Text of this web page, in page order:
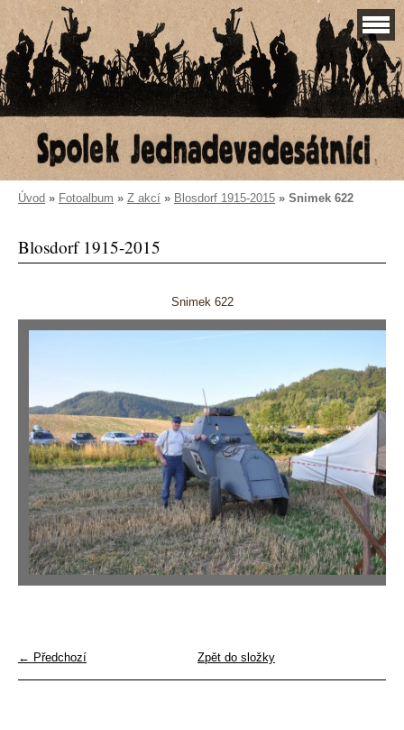
Úvod » Fotoalbum » Z akcí » Blosdorf 1915-2015 » Snimek 622
Blosdorf 1915-2015
Snimek 622
← Předchozí Zpět do složky